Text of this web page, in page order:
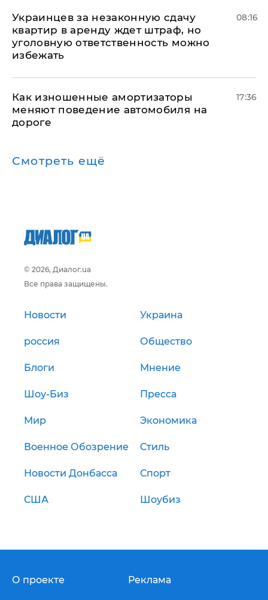
Украинцев за незаконную сдачу
квартир в аренду ждет штраф, но
уголовную ответственность можно
избежать
08:16
Как изношенные амортизаторы
меняют поведение автомобиля на
дороге
17:36
Смотреть ещё
© 2026, Диалог.ua
Все права защищены.
Новости Украина
россия Общество
Блоги Мнение
Шоу-Биз Пресса
Мир Экономика
Военное Обозрение Стиль
Новости Донбасса Спорт
США Шоубиз
О проекте Реклама